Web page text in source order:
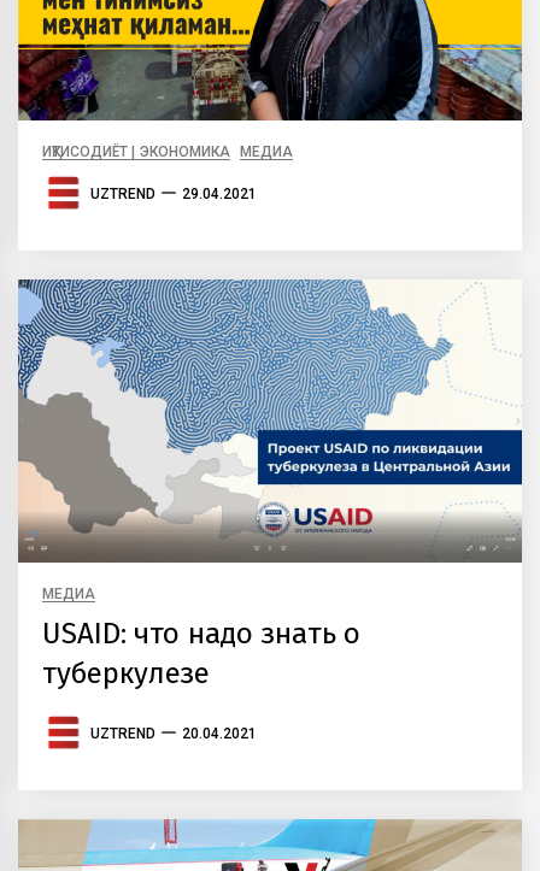
ИҚТИСОДИЁТ | ЭКОНОМИКА МЕДИА
UZTREND 29.04.2021
МЕДИА
USAID: что надо знать о
туберкулезе
UZTREND 20.04.2021